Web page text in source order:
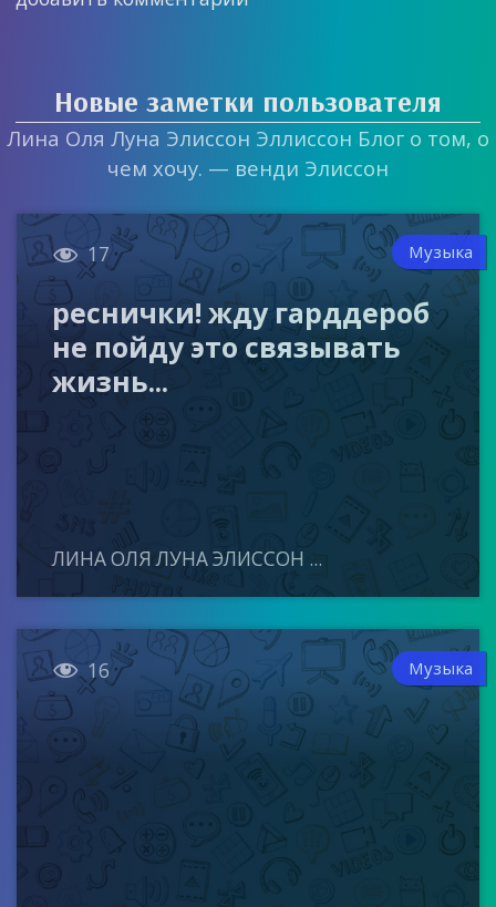
Новые заметки пользователя
Лина Оля Луна Элиссон Эллиссон Блог о том, о
чем хочу. — венди Элиссон
 17 Музыка
реснички! жду гарддероб
не пойду это связывать
жизнь...
ЛИНА ОЛЯ ЛУНА ЭЛИССОН ...
 16 Музыка